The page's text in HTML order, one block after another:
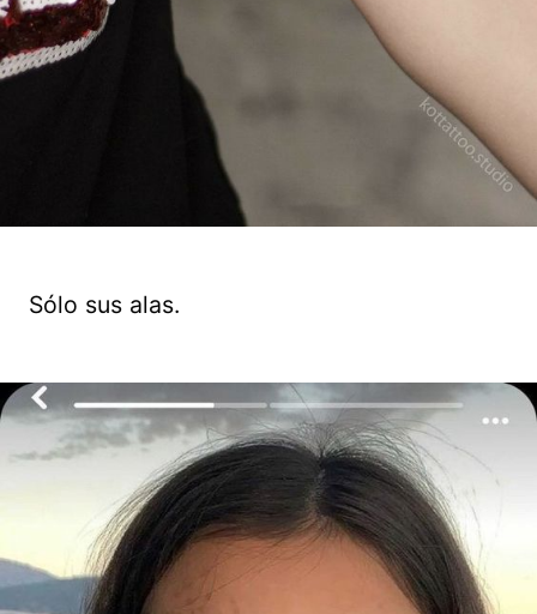
Sólo sus alas.